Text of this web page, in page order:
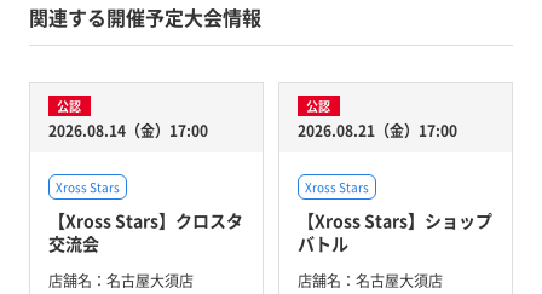
関連する開催予定大会情報
公認
2026.08.14（金）17:00
Xross Stars
【Xross Stars】クロスタ
交流会
店舗名： 名古屋大須店
公認
2026.08.21（金）17:00
Xross Stars
【Xross Stars】ショップ
バトル
店舗名： 名古屋大須店